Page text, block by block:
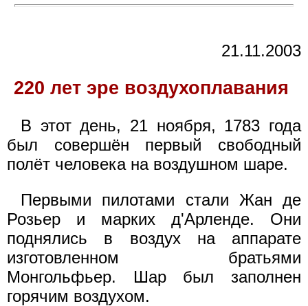
21.11.2003
220 лет эре воздухоплавания
В этот день, 21 ноября, 1783 года
был совершён первый свободный
полёт человека на воздушном шаре.
Первыми пилотами стали Жан де
Розьер и марких д'Арленде. Они
поднялись в воздух на аппарате
изготовленном братьями
Монгольфьер. Шар был заполнен
горячим воздухом.